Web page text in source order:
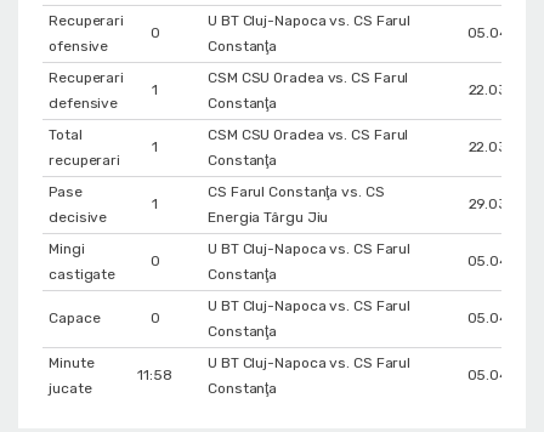
Recuperari
ofensive
0
U BT Cluj-Napoca vs. CS Farul
Constanţa
Recuperari
defensive
1
CSM CSU Oradea vs. CS Farul
Constanţa
22.03.2014
Total
recuperari
1
CSM CSU Oradea vs. CS Farul
Constanţa
22.03.2014
Pase
decisive
1
CS Farul Constanţa vs. CS
Energia Târgu Jiu
29.03.2014
Mingi
castigate
0
U BT Cluj-Napoca vs. CS Farul
Constanţa
Capace 0
U BT Cluj-Napoca vs. CS Farul
Constanţa
Minute
jucate
11:58
U BT Cluj-Napoca vs. CS Farul
Constanţa